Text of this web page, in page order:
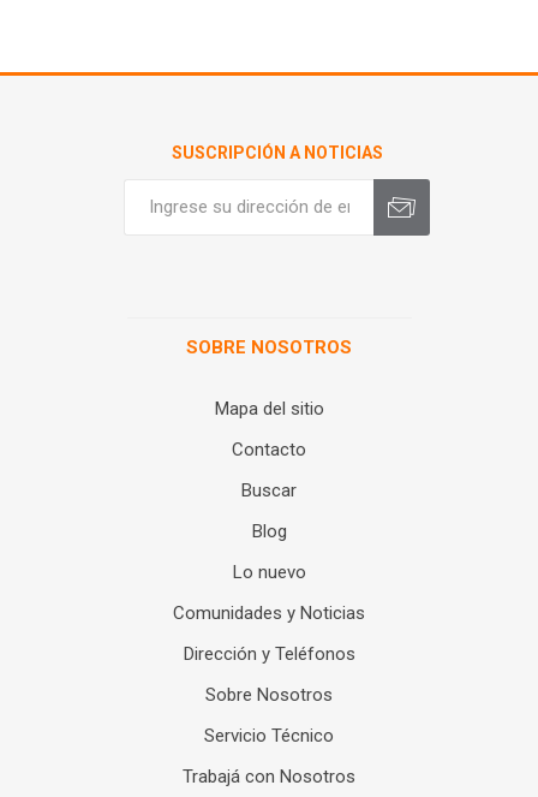
SUSCRIPCIÓN A NOTICIAS
SOBRE NOSOTROS
Mapa del sitio
Contacto
Buscar
Blog
Lo nuevo
Comunidades y Noticias
Dirección y Teléfonos
Sobre Nosotros
Servicio Técnico
Trabajá con Nosotros